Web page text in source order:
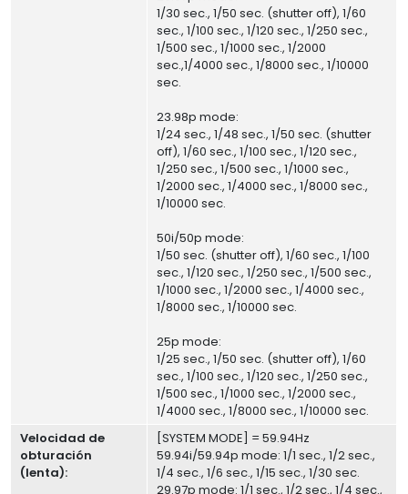
1/30 sec., 1/50 sec. (shutter off), 1/60
sec., 1/100 sec., 1/120 sec., 1/250 sec.,
1/500 sec., 1/1000 sec., 1/2000
sec.,1/4000 sec., 1/8000 sec., 1/10000
sec.
23.98p mode:
1/24 sec., 1/48 sec., 1/50 sec. (shutter
off), 1/60 sec., 1/100 sec., 1/120 sec.,
1/250 sec., 1/500 sec., 1/1000 sec.,
1/2000 sec., 1/4000 sec., 1/8000 sec.,
1/10000 sec.
50i/50p mode:
1/50 sec. (shutter off), 1/60 sec., 1/100
sec., 1/120 sec., 1/250 sec., 1/500 sec.,
1/1000 sec., 1/2000 sec., 1/4000 sec.,
1/8000 sec., 1/10000 sec.
25p mode:
1/25 sec., 1/50 sec. (shutter off), 1/60
sec., 1/100 sec., 1/120 sec., 1/250 sec.,
1/500 sec., 1/1000 sec., 1/2000 sec.,
1/4000 sec., 1/8000 sec., 1/10000 sec.
Velocidad de
obturación
(lenta):
[SYSTEM MODE] = 59.94Hz
59.94i/59.94p mode: 1/1 sec., 1/2 sec.,
1/4 sec., 1/6 sec., 1/15 sec., 1/30 sec.
29.97p mode: 1/1 sec., 1/2 sec., 1/4 sec.,